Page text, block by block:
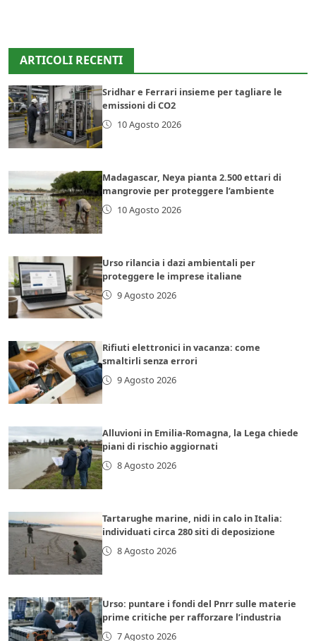
ARTICOLI RECENTI
Sridhar e Ferrari insieme per tagliare le
emissioni di CO2
10 Agosto 2026
Madagascar, Neya pianta 2.500 ettari di
mangrovie per proteggere l’ambiente
10 Agosto 2026
Urso rilancia i dazi ambientali per
proteggere le imprese italiane
9 Agosto 2026
Rifiuti elettronici in vacanza: come
smaltirli senza errori
9 Agosto 2026
Alluvioni in Emilia-Romagna, la Lega chiede
piani di rischio aggiornati
8 Agosto 2026
Tartarughe marine, nidi in calo in Italia:
individuati circa 280 siti di deposizione
8 Agosto 2026
Urso: puntare i fondi del Pnrr sulle materie
prime critiche per rafforzare l’industria
7 Agosto 2026